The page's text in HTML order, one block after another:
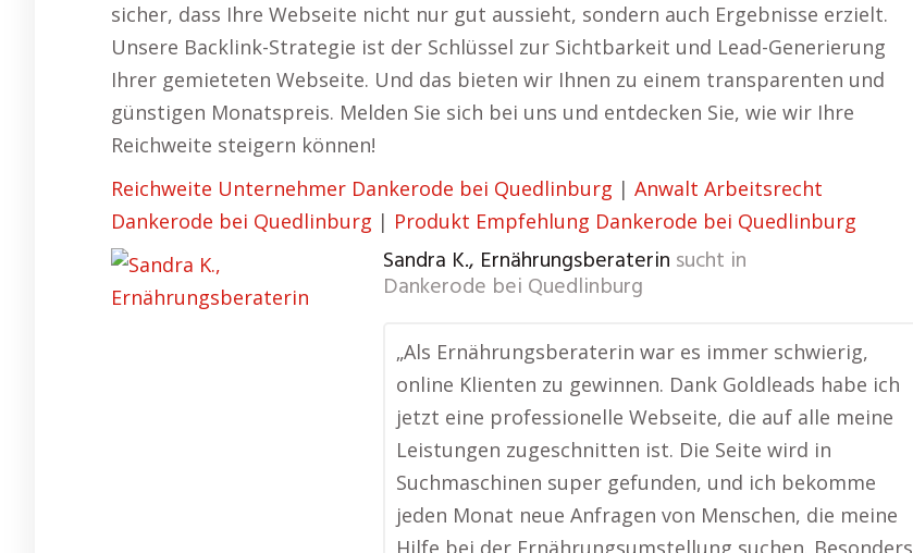
sicher, dass Ihre Webseite nicht nur gut aussieht, sondern auch Ergebnisse erzielt.
Unsere Backlink-Strategie ist der Schlüssel zur Sichtbarkeit und Lead-Generierung
Ihrer gemieteten Webseite. Und das bieten wir Ihnen zu einem transparenten und
günstigen Monatspreis. Melden Sie sich bei uns und entdecken Sie, wie wir Ihre
Reichweite steigern können!
Reichweite Unternehmer Dankerode bei Quedlinburg | Anwalt Arbeitsrecht
Dankerode bei Quedlinburg | Produkt Empfehlung Dankerode bei Quedlinburg
Sandra K., Ernährungsberaterin sucht in
Dankerode bei Quedlinburg
„Als Ernährungsberaterin war es immer schwierig,
online Klienten zu gewinnen. Dank Goldleads habe ich
jetzt eine professionelle Webseite, die auf alle meine
Leistungen zugeschnitten ist. Die Seite wird in
Suchmaschinen super gefunden, und ich bekomme
jeden Monat neue Anfragen von Menschen, die meine